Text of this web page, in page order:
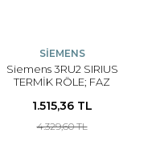
SİEMENS
Siemens 3RU2 SIRIUS
TERMİK RÖLE; FAZ
YARDIMCI KONTAKLI 0.55-
0.8A; BOY S00 ( RAYA
MONTAJLI )
1.515,36 TL
4.329,60 TL